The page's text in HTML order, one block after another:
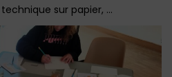
sur papier, …